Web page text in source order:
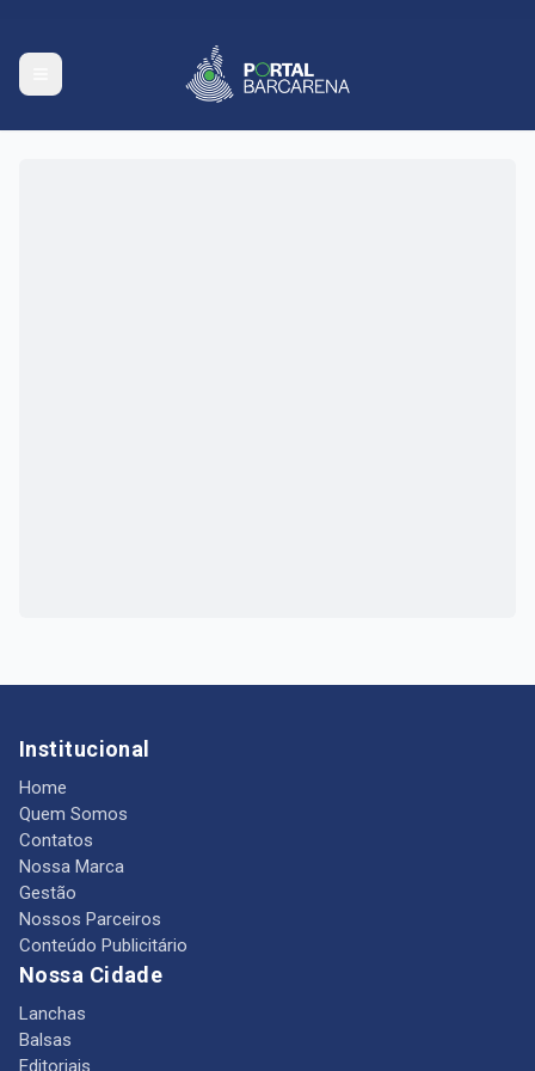
Institucional
Home
Quem Somos
Contatos
Nossa Marca
Gestão
Nossos Parceiros
Conteúdo Publicitário
Nossa Cidade
Lanchas
Balsas
Editoriais